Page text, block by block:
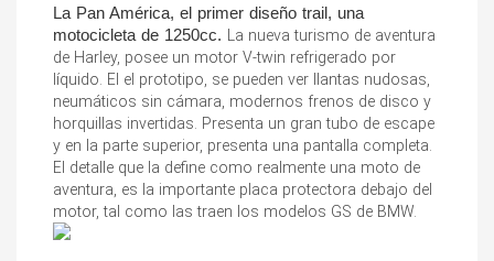
La Pan América, el primer diseño trail, una
motocicleta de 1250cc.
La nueva turismo de aventura
de Harley, posee un motor V-twin refrigerado por
líquido. El el prototipo, se pueden ver llantas nudosas,
neumáticos sin cámara, modernos frenos de disco y
horquillas invertidas. Presenta un gran tubo de escape
y en la parte superior, presenta una pantalla completa.
El detalle que la define como realmente una moto de
aventura, es la importante placa protectora debajo del
motor, tal como las traen los modelos GS de BMW.